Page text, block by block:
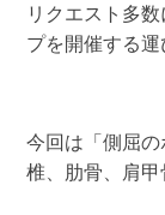
n
リクエスト多
プを開催する運
今回は「側屈
椎、肋骨、肩甲